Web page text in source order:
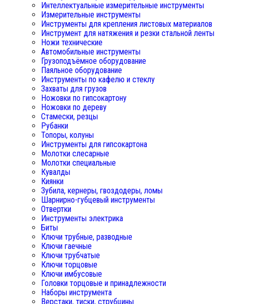
Интеллектуальные измерительные инструменты
Измерительные инструменты
Инструменты для крепления листовых материалов
Инструмент для натяжения и резки стальной ленты
Ножи технические
Автомобильные инструменты
Грузоподъёмное оборудование
Паяльное оборудование
Инструменты по кафелю и стеклу
Захваты для грузов
Ножовки по гипсокартону
Ножовки по дереву
Стамески, резцы
Рубанки
Топоры, колуны
Инструменты для гипсокартона
Молотки слесарные
Молотки специальные
Кувалды
Киянки
Зубила, кернеры, гвоздодеры, ломы
Шарнирно-губцевый инструменты
Отвертки
Инструменты электрика
Биты
Ключи трубные, разводные
Ключи гаечные
Ключи трубчатые
Ключи торцовые
Ключи имбусовые
Головки торцовые и принадлежности
Наборы инструмента
Верстаки, тиски, струбцины